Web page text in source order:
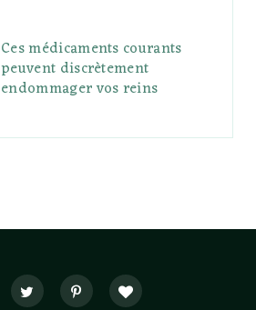
Ces médicaments courants
peuvent discrètement
endommager vos reins